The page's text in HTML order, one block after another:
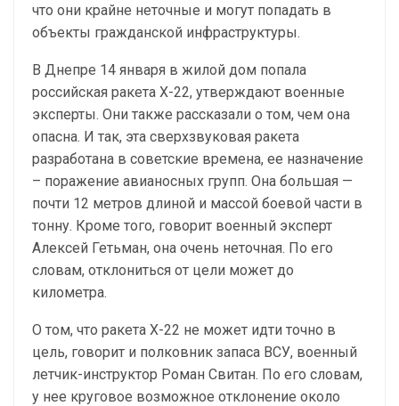
что они крайне неточные и могут попадать в
объекты гражданской инфраструктуры.
В Днепре 14 января в жилой дом попала
российская ракета Х-22, утверждают военные
эксперты. Они также рассказали о том, чем она
опасна. И так, эта сверхзвуковая ракета
разработана в советские времена, ее назначение
– поражение авианосных групп. Она большая —
почти 12 метров длиной и массой боевой части в
тонну. Кроме того, говорит военный эксперт
Алексей Гетьман, она очень неточная. По его
словам, отклониться от цели может до
километра.
О том, что ракета Х-22 не может идти точно в
цель, говорит и полковник запаса ВСУ, военный
летчик-инструктор Роман Свитан. По его словам,
у нее круговое возможное отклонение около